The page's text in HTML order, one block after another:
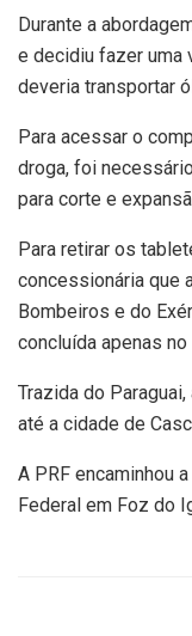
Durante a
e decidiu fazer uma
deveria transportar
Para acessar o
droga, foi
para corte e
Para retirar os
concessionária que
Bombeiros e do
concluída apenas
Trazida do
até a cidade de
A PRF encaminhou
Federal em Foz do